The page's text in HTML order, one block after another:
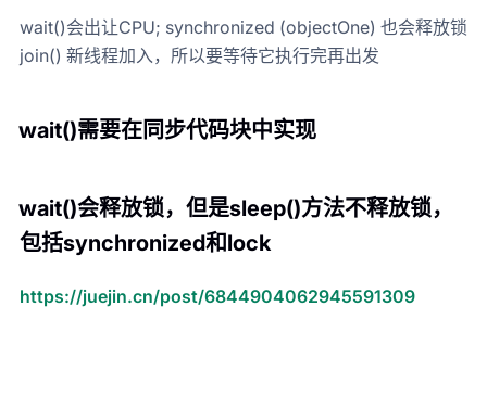
wait()会出让CPU; synchronized (objectOne) 也会释放锁
join() 新线程加入，所以要等待它执行完再出发
wait()需要在同步代码块中实现
wait()会释放锁，但是sleep()方法不释放锁，
包括synchronized和lock
https://juejin.cn/post/6844904062945591309